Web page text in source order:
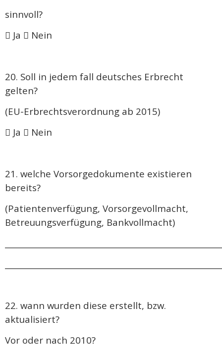
sinnvoll?
 Ja  Nein
20. Soll in jedem fall deutsches Erbrecht
gelten?
(EU-Erbrechtsverordnung ab 2015)
 Ja  Nein
21. welche Vorsorgedokumente existieren
bereits?
(Patientenverfügung, Vorsorgevollmacht,
Betreuungsverfügung, Bankvollmacht)
22. wann wurden diese erstellt, bzw.
aktualisiert?
Vor oder nach 2010?